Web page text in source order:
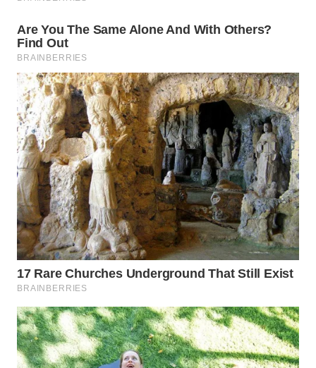
WN
PAKPAK
WN
KARAWANG
WN
BEKASI
WN
BOGOR
WN
DEPOK
WN
TAPANULI
UTARA